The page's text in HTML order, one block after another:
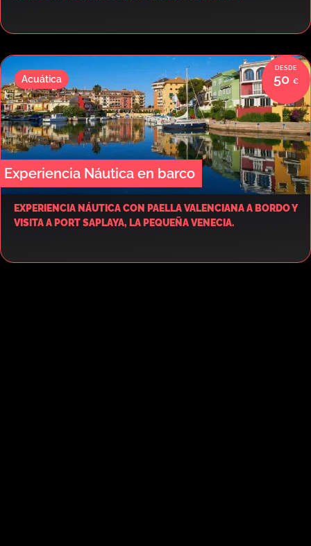
Experiencia Náutica en barco
50
Acuática
EXPERIENCIA NÁUTICA CON PAELLA VALENCIANA A BORDO Y
VISITA A PORT SAPLAYA, LA PEQUEÑA VENECIA.